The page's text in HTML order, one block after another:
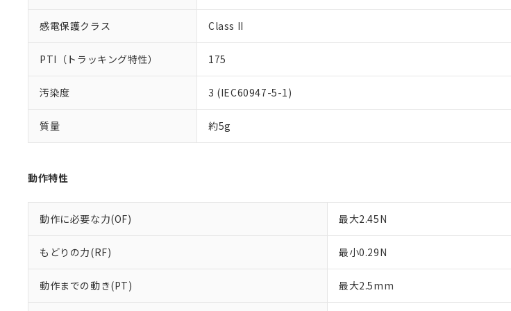
感電保護クラス Class II
PTI（トラッキング特性） 175
汚染度 3 (IEC60947-5-1)
質量 約5g
動作特性
動作に必要な力(OF) 最大2.45N
もどりの力(RF) 最小0.29N
動作までの動き(PT) 最大2.5mm